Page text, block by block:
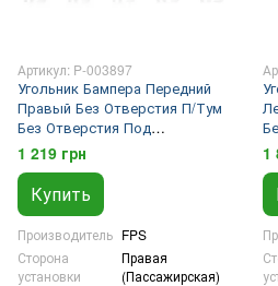
Артикул: P-003897
Угольник Бампера Передний
Правый Без Отверстия П/Тум
Без Отверстия Под
Расширитель Черный
CITROEN JUMPER 06-14
1 219 грн
Купить
Производитель FPS
Сторона
установки
Правая
(Пассажирская)
1